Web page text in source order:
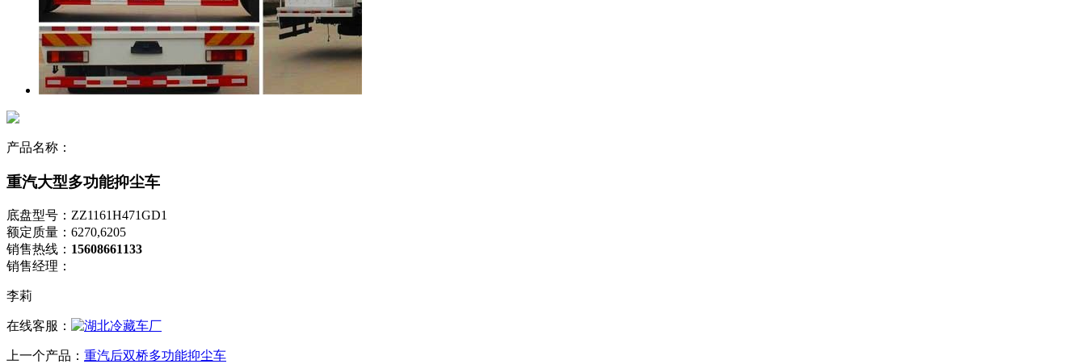
产品名称：
重汽大型多功能抑尘车
底盘型号：ZZ1161H471GD1
额定质量：6270,6205
销售热线： 15608661133
销售经理：
李莉
在线客服：
上一个产品： 重汽后双桥多功能抑尘车